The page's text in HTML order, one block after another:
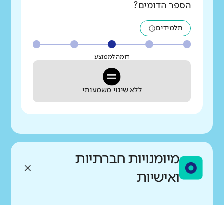
הספר הדומים?
תלמידים
דומה לממוצע
ללא שינוי משמעותי
מיומנויות חברתיות
ואישיות